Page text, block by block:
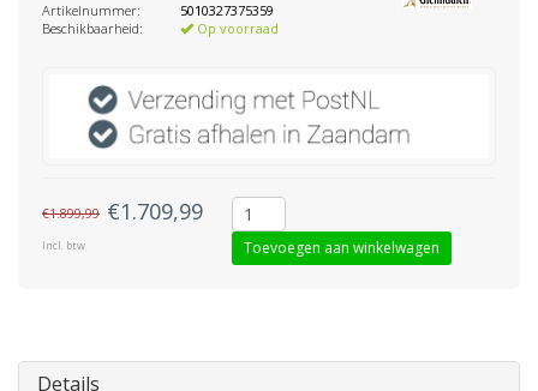
Artikelnummer:
5010327375359
Beschikbaarheid:
Op voorraad
€1.899,99 €1.709,99
Incl. btw Toevoegen aan winkelwagen
Details